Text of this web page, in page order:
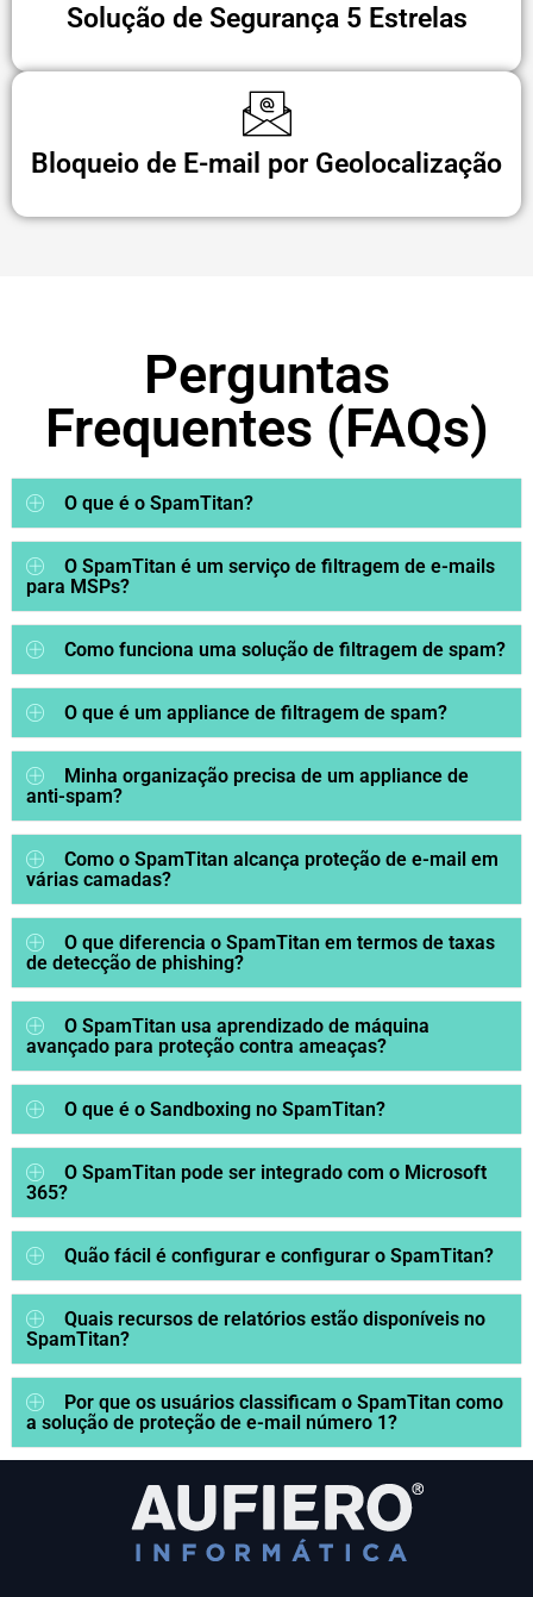
Solução de Segurança 5 Estrelas
Bloqueio de E-mail por Geolocalização
Perguntas
Frequentes (FAQs)
O que é o SpamTitan?
O SpamTitan é um serviço de filtragem de e-mails
para MSPs?
Como funciona uma solução de filtragem de spam?
O que é um appliance de filtragem de spam?
Minha organização precisa de um appliance de
anti-spam?
Como o SpamTitan alcança proteção de e-mail em
várias camadas?
O que diferencia o SpamTitan em termos de taxas
de detecção de phishing?
O SpamTitan usa aprendizado de máquina
avançado para proteção contra ameaças?
O que é o Sandboxing no SpamTitan?
O SpamTitan pode ser integrado com o Microsoft
365?
Quão fácil é configurar e configurar o SpamTitan?
Quais recursos de relatórios estão disponíveis no
SpamTitan?
Por que os usuários classificam o SpamTitan como
a solução de proteção de e-mail número 1?